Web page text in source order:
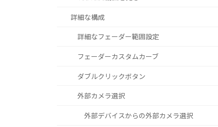
詳細な構成
詳細なフェーダー範囲設定
フェーダーカスタムカーブ
ダブルクリックボタン
外部カメラ選択
外部デバイスからの外部カメラ選択